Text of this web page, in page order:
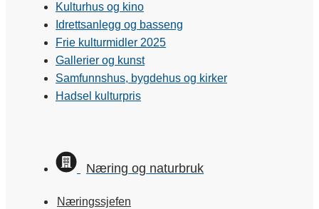
Kulturhus og kino
Idrettsanlegg og basseng
Frie kulturmidler 2025
Gallerier og kunst
Samfunnshus, bygdehus og kirker
Hadsel kulturpris
Næring og naturbruk
Næringssjefen